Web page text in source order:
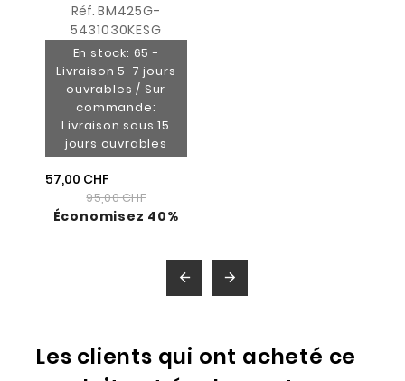
Réf. BM425G-
5431030KESG
En stock: 65 -
Livraison 5-7 jours
ouvrables / Sur
commande:
Livraison sous 15
jours ouvrables
57,00 CHF
95,00 CHF
Économisez 40%
 
Les clients qui ont acheté ce